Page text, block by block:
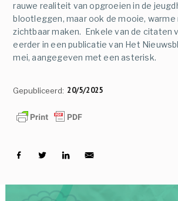
rauwe realiteit van opgroeien in de
blootleggen, maar ook de mooie,
zichtbaar maken. Enkele van de citaten
eerder in een publicatie van Het
mei, aangegeven met een asterisk.
Gepubliceerd: 20/5/2025